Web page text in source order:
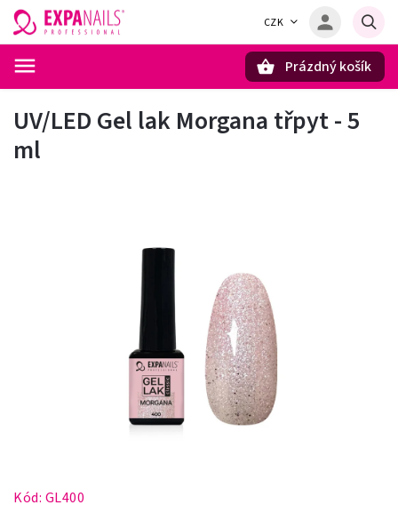
CZK
Prázdný košík
UV/LED Gel lak Morgana třpyt - 5
ml
Kód: GL400